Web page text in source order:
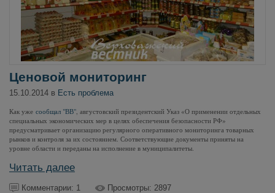
Ценовой мониторинг
15.10.2014 в Есть проблема
Как уже сообщал "ВВ", августовский президентский Указ «О применении отдельных
специальных экономических мер в целях обеспечения безопасности РФ»
предусматривает организацию регулярного оперативного мониторинга товарных
рынков и контроля за их состоянием. Соответствующие документы приняты на
уровне области и переданы на исполнение в муниципалитеты.
Читать далее
Комментарии: 1 Просмотры: 2897